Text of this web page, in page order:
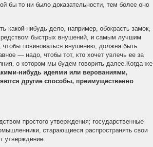
бы то ни было доказательности, тем более оно
какой-нибудь дело, например, обокрасть замок,
быстрых внушений, и самым лучшим
повиноваться внушению, должна быть
— надо, чтобы тот, кто хочет увлечь ее за
о котором мы будем говорить далее.Когда же
нибудь идеями или верованиями,
другие способы, преимущественно
простого утверждения; государственные
старающиеся распространять свои
утверждение.